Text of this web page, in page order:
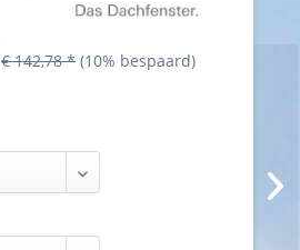
€ 142,78 * (10% bespaard)